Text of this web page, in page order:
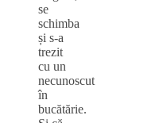
se
schimba
și s-a
trezit
cu un
necunoscut
în
bucătărie.